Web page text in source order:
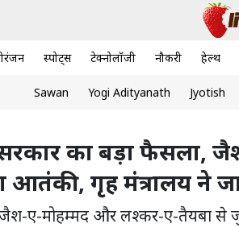
स्पोर्ट्स टेक्नोलॉजी नौकरी हेल्थ
Sawan Yogi Adityanath Jyotish
का बड़ा फैसला,
आतंकी, गृह मंत्रालय ने
ए-मोहम्मद और लश्कर-ए-तैयबा से